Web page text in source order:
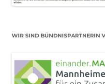
WIR SIND BÜNDNISPARTNERIN